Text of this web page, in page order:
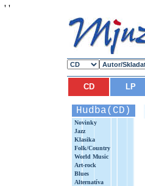
' '
CD LP
Hudba(CD)
Novinky
Jazz
Klasika
Folk/Country
World Music
Art-rock
Blues
Alternatíva